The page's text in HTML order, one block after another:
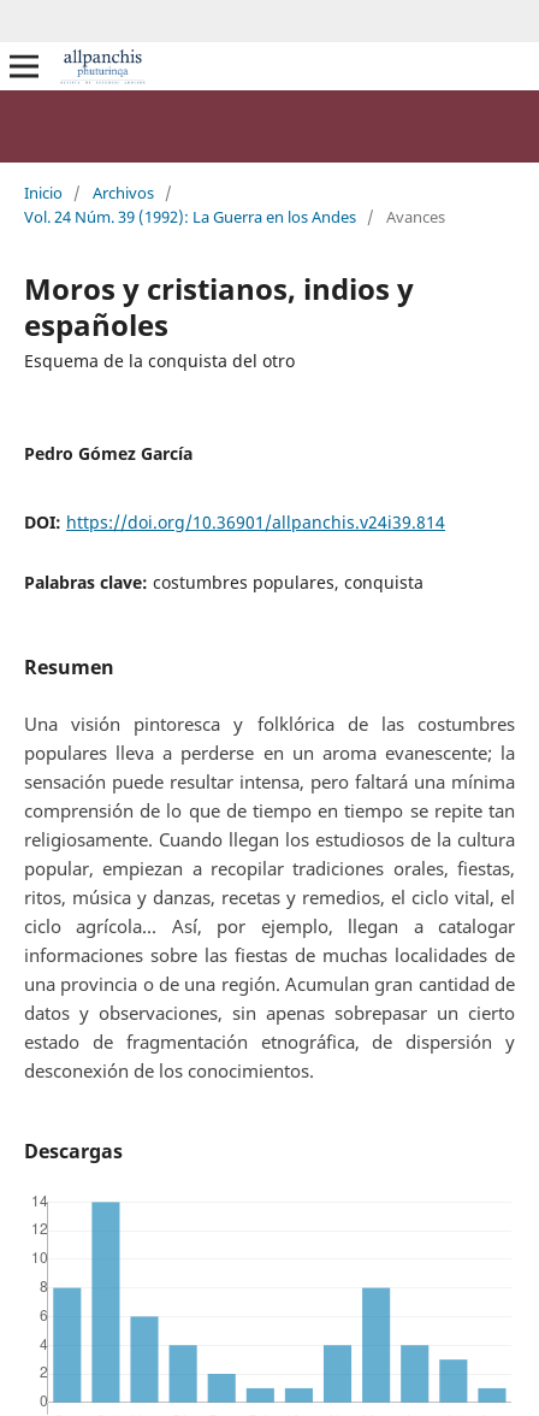
Inicio / Archivos /
Vol. 24 Núm. 39 (1992): La Guerra en los Andes / Avances
Moros y cristianos, indios y
españoles
Esquema de la conquista del otro
Pedro Gómez García
DOI: https://doi.org/10.36901/allpanchis.v24i39.814
Palabras clave: costumbres populares, conquista
Resumen
Una visión pintoresca y folklórica de las costumbres
populares lleva a perderse en un aroma evanescente; la
sensación puede resultar intensa, pero faltará una mínima
comprensión de lo que de tiempo en tiempo se repite tan
religiosamente. Cuando llegan los estudiosos de la cultura
popular, empiezan a recopilar tradiciones orales, fiestas,
ritos, música y danzas, recetas y remedios, el ciclo vital, el
ciclo agrícola... Así, por ejemplo, llegan a catalogar
informaciones sobre las fiestas de muchas localidades de
una provincia o de una región. Acumulan gran cantidad de
datos y observaciones, sin apenas sobrepasar un cierto
estado de fragmentación etnográfica, de dispersión y
desconexión de los conocimientos.
Descargas